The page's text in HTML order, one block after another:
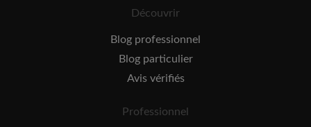
Découvrir
Blog professionnel
Blog particulier
Avis vérifiés
Professionnel